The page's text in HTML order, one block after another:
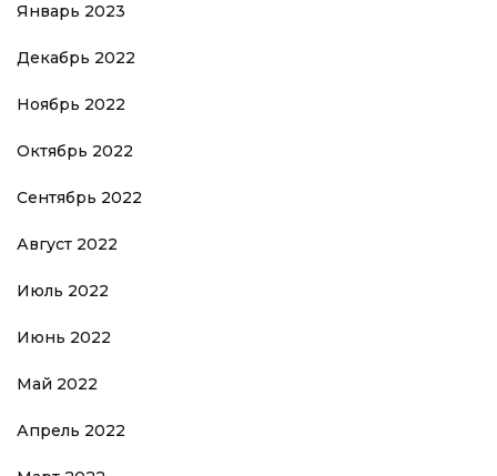
Январь 2023
Декабрь 2022
Ноябрь 2022
Октябрь 2022
Сентябрь 2022
Август 2022
Июль 2022
Июнь 2022
Май 2022
Апрель 2022